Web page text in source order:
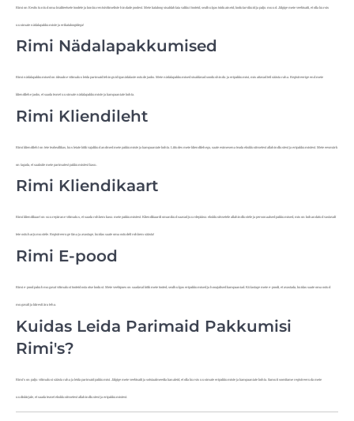
Rimi on Eestis tuntud oma kvaliteetsete toodete ja konkurentsivõimeliste hindade poolest. Meie kataloog sisaldab laia valikut tooteid, sealhulgas toiduaineid, kodutarvikuid ja palju muud. Jälgige meie veebisaiti, et olla kursis
uusimate nädalapakkumiste ja erikataloogidega!
Rimi Nädalapakkumised
Rimi nädalapakkumised on ideaalne võimalus leida parimaid tehinguid iganädalaste ostude jaoks. Meie nädalapakkumised sisaldavad soodushindu ja eripakkumisi, mis aitavad teil säästa raha. Registreerige end meie
kliendilehe jaoks, et saada teavet uusimate nädalapakkumiste ja kampaaniate kohta.
Rimi Kliendileht
Rimi kliendileht on teie teabeallikas, kus leiate kõik vajalikud andmed meie pakkumiste ja kampaaniate kohta. Liitudes meie kliendilehega, saate esimesena teada eksklusiivsetest allahindlustest ja eripakkumistest. Meie eesmärk
on tagada, et saaksite meie parimatest pakkumistest kasu.
Rimi Kliendikaart
Rimi kliendikaart on suurepärane võimalus, et saada rohkem kasu meie pakkumistest. Kliendikaardi omanikud saavad juurdepääsu eksklusiivsetele allahindlustele ja personaalsed pakkumised, mis on kohandatud vastavalt
teie ostuharjumustele. Registreeruge täna ja avastage, kuidas saate oma ostudelt rohkem säästa!
Rimi E-pood
Rimi e-pood pakub mugavat võimalust tooteid osta otse kodust. Meie veebipoes on saadaval kõik meie tooted, sealhulgas eripakkumised ja hooajalised kampaaniad. Külastage meie e-poodi, et avastada, kuidas saate oma ostud
mugavalt ja kiiresti ära teha.
Kuidas Leida Parimaid Pakkumisi
Rimi's?
Rimi's on palju võimalusi säästa raha ja leida parimaid pakkumisi. Jälgige meie veebisaiti ja sotsiaalmeedia kanaleid, et olla kursis uusimate eripakkumiste ja kampaaniate kohta. Samuti soovitame registreeruda meie
uudiskirjale, et saada teavet eksklusiivsetest allahindlustest ja eripakkumistest.